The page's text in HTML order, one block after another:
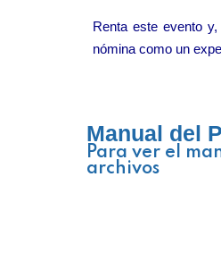
Renta este evento
nómina como un
Manual del
Para ver el
archivos